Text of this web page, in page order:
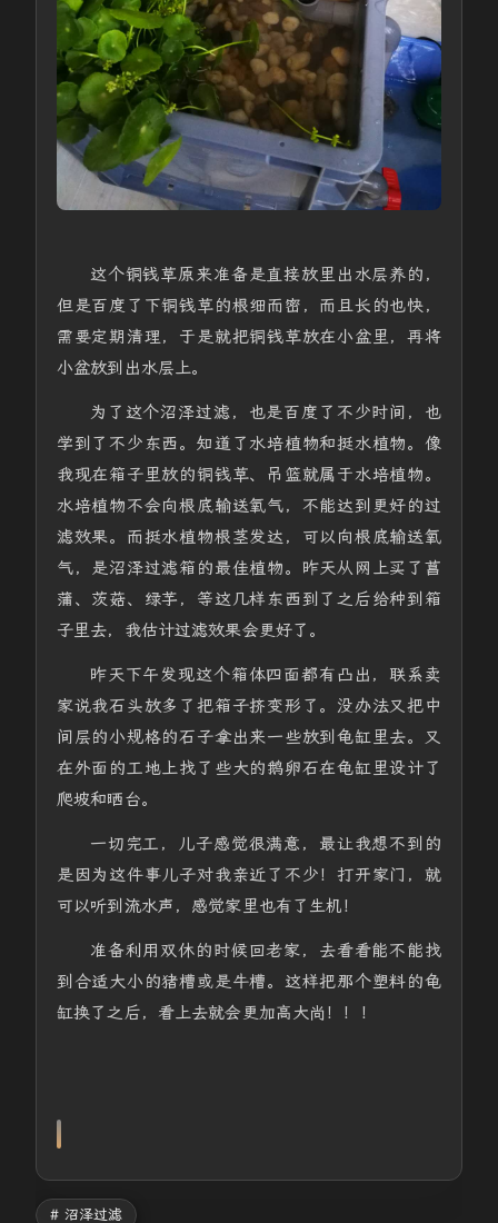
这个铜钱草原来准备是直接放里出水层养的，
但是百度了下铜钱草的根细而密，而且长的也快，
需要定期清理，于是就把铜钱草放在小盆里，再将
小盆放到出水层上。
为了这个沼泽过滤，也是百度了不少时间，也
学到了不少东西。知道了水培植物和挺水植物。像
我现在箱子里放的铜钱草、吊篮就属于水培植物。
水培植物不会向根底输送氧气，不能达到更好的过
滤效果。而挺水植物根茎发达，可以向根底输送氧
气，是沼泽过滤箱的最佳植物。昨天从网上买了菖
蒲、茨菇、绿芋，等这几样东西到了之后给种到箱
子里去，我估计过滤效果会更好了。
昨天下午发现这个箱体四面都有凸出，联系卖
家说我石头放多了把箱子挤变形了。没办法又把中
间层的小规格的石子拿出来一些放到龟缸里去。又
在外面的工地上找了些大的鹅卵石在龟缸里设计了
爬坡和晒台。
一切完工，儿子感觉很满意，最让我想不到的
是因为这件事儿子对我亲近了不少！打开家门，就
可以听到流水声，感觉家里也有了生机！
准备利用双休的时候回老家，去看看能不能找
到合适大小的猪槽或是牛槽。这样把那个塑料的龟
缸换了之后，看上去就会更加高大尚！！！
# 沼泽过滤